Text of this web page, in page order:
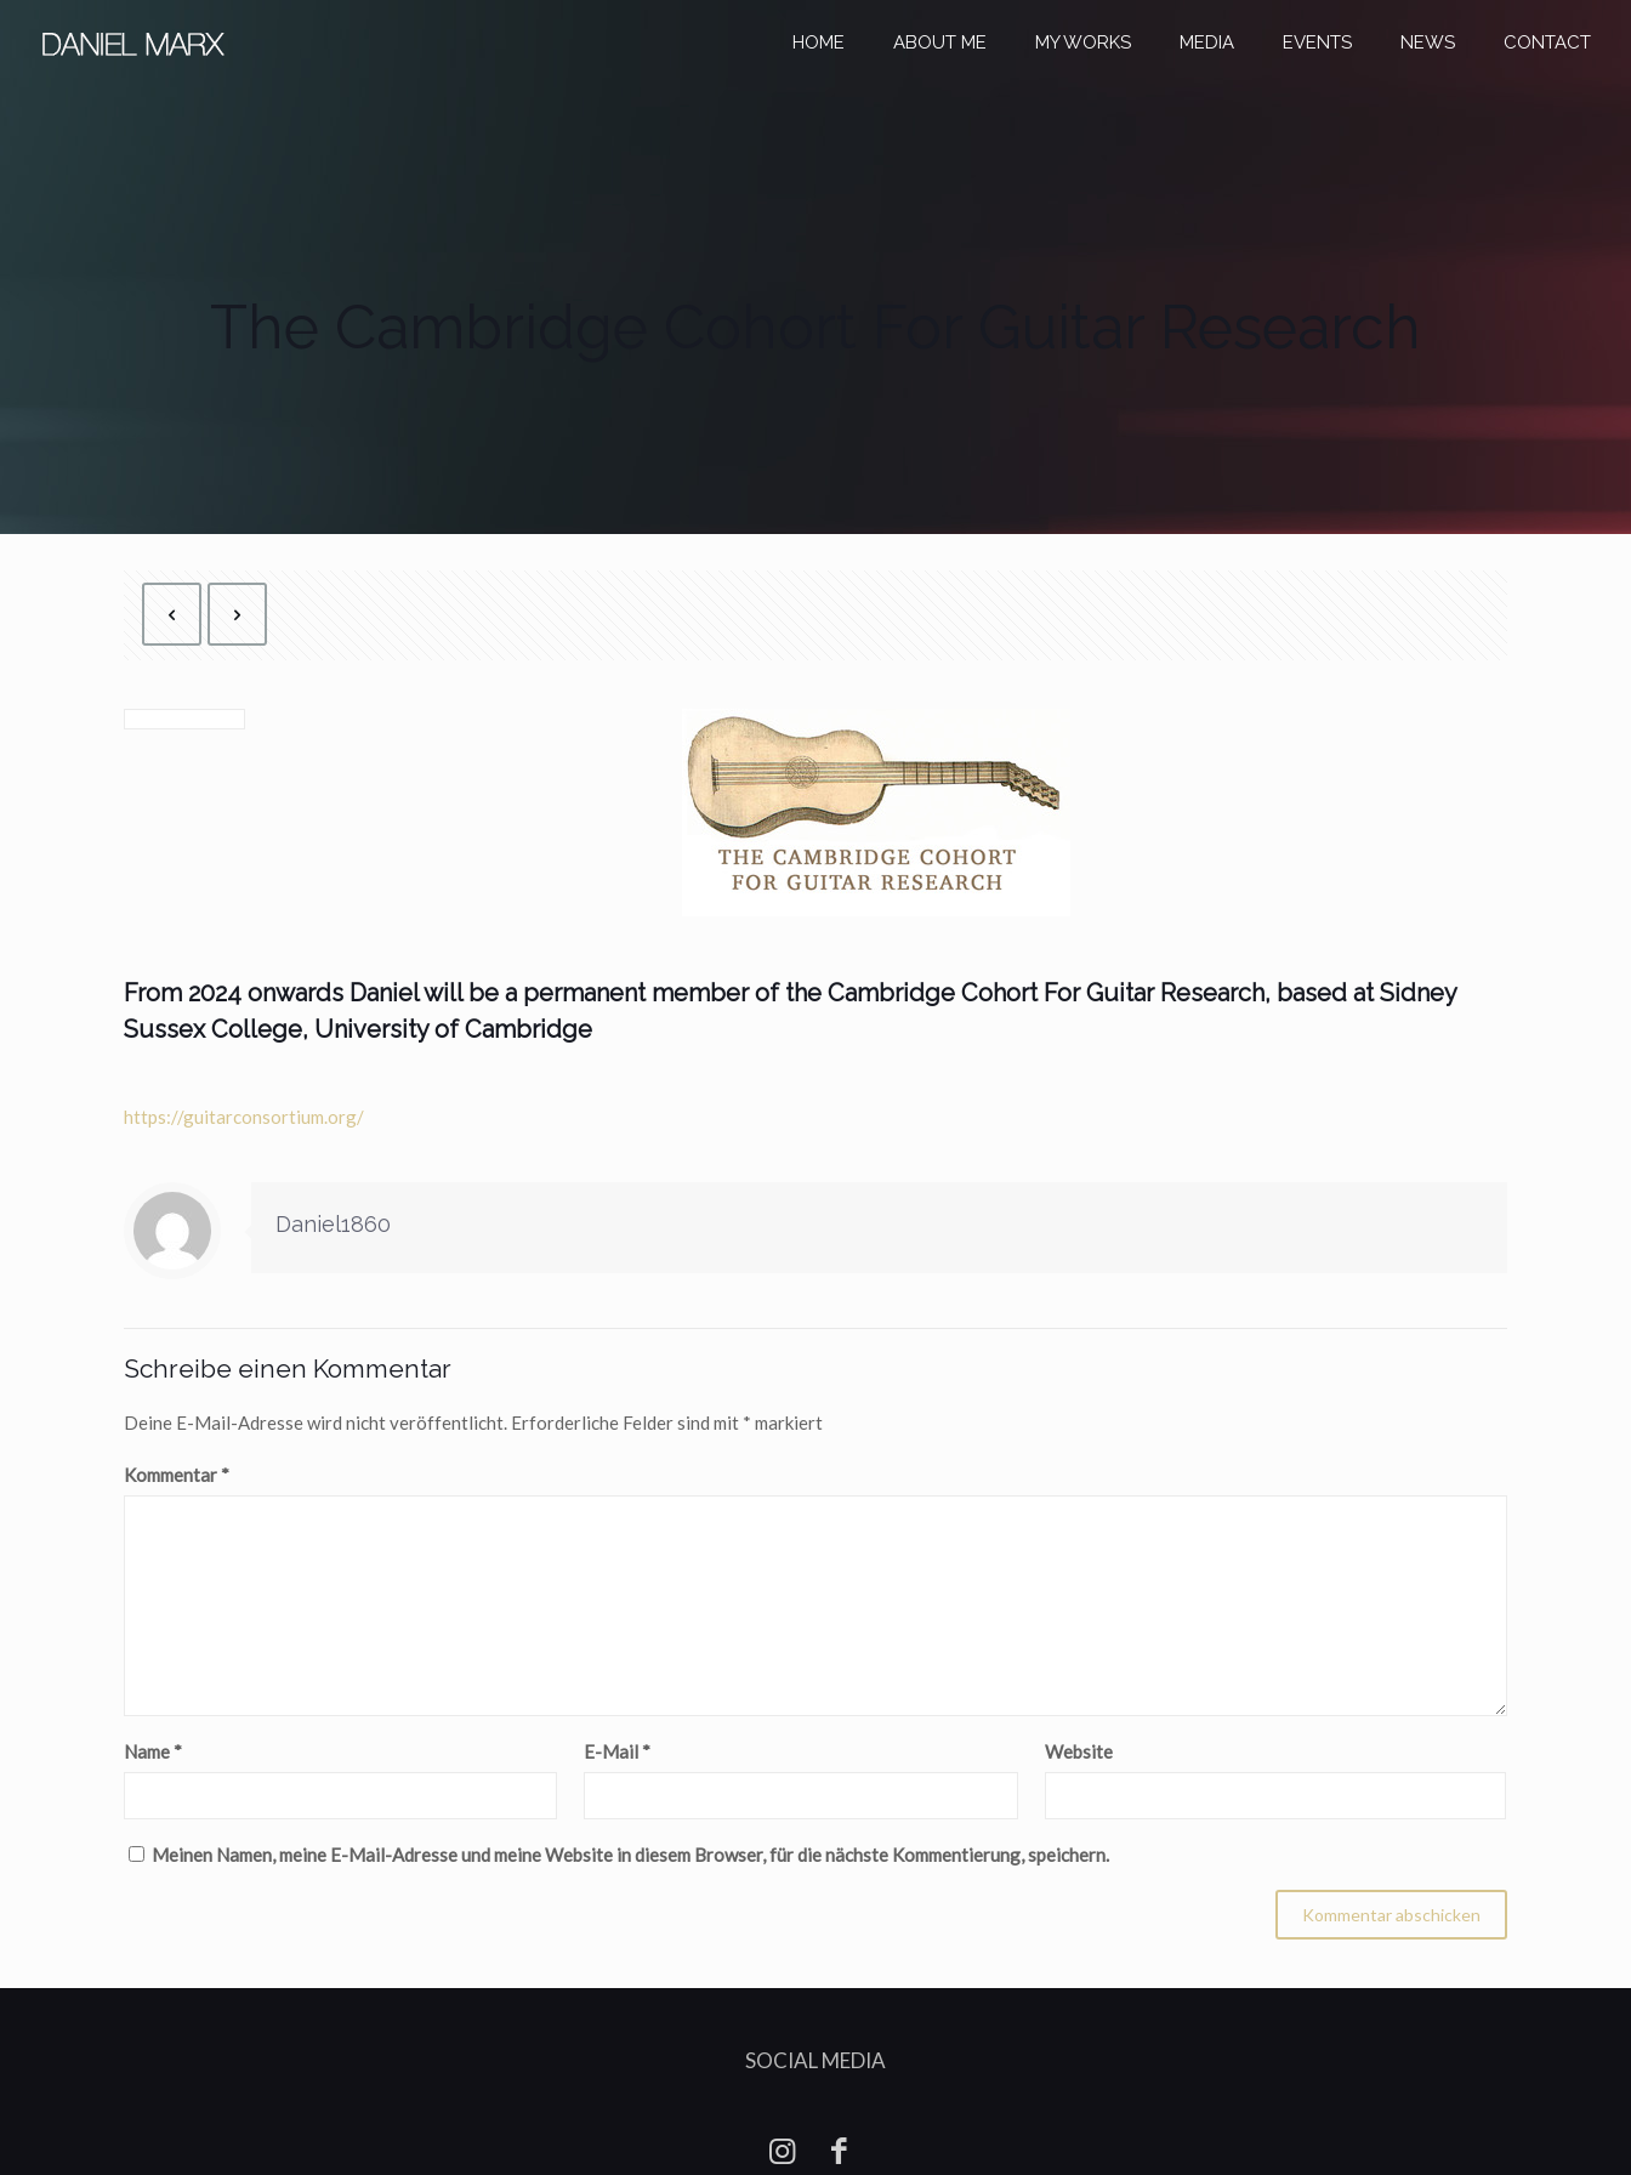
HOME ABOUT ME MY WORKS MEDIA EVENTS NEWS CONTACT
The Cambridge Cohort For Guitar Research
From 2024 onwards Daniel will be a permanent member of the Cambridge Cohort For Guitar Research, based at Sidney
Sussex College, University of Cambridge
https://guitarconsortium.org/
Daniel1860
Schreibe einen Kommentar
Deine E-Mail-Adresse wird nicht veröffentlicht. Erforderliche Felder sind mit * markiert
Kommentar *
Name * E-Mail * Website
Meinen Namen, meine E-Mail-Adresse und meine Website in diesem Browser, für die nächste Kommentierung, speichern.
SOCIAL MEDIA